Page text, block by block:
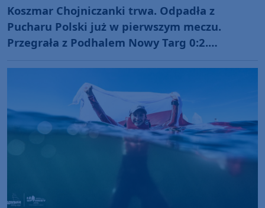
Koszmar Chojniczanki trwa. Odpadła z
Pucharu Polski już w pierwszym meczu.
Przegrała z Podhalem Nowy Targ 0:2.